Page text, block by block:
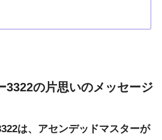
3322の片思いのメッセージ
は、アセンデッドマスターが